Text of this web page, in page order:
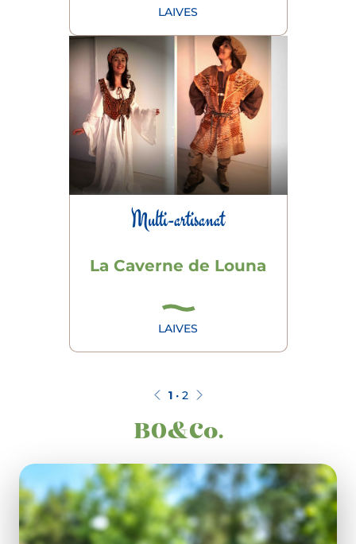
LAIVES
Multi-artisanat
La Caverne de Louna
LAIVES
1 • 2
BO&Co.